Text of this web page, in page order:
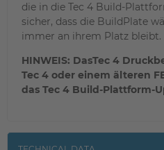
die in die Tec 4 Build-
sicher, dass die BuildPlate
immer an ihrem Platz bleibt.
HINWEIS: DasTec 4
Tec 4 oder einem älteren
das Tec 4 Build-Plattform-